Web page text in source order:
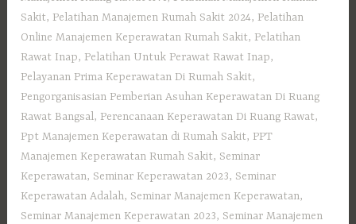
Sakit, Pelatihan Manajemen Rumah Sakit 2024, Pelatihan
Online Manajemen Keperawatan Rumah Sakit, Pelatihan
Rawat Inap, Pelatihan Untuk Perawat Rawat Inap,
Pelayanan Prima Keperawatan Di Rumah Sakit,
Pengorganisasian Pemberian Asuhan Keperawatan Di Ruang
Rawat Bangsal, Perencanaan Keperawatan Di Ruang Rawat,
Ppt Manajemen Keperawatan di Rumah Sakit, PPT
Manajemen Keperawatan Rumah Sakit, Seminar
Keperawatan, Seminar Keperawatan 2023, Seminar
Keperawatan Adalah, Seminar Manajemen Keperawatan,
Seminar Manajemen Keperawatan 2023, Seminar Manajemen